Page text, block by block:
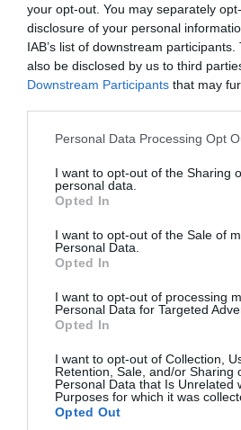
your opt-out. You may separately
disclosure of your personal
IAB’s list of downstream
also be disclosed by us to third
Downstream Participants that may
Please note that this website/app
not limited to your visit or usage
grant or deny consent to Google and
use your data for below specified
consent section.
Personal Data Processing Opt
I want to opt-out of the Sharing
personal data.
Opted In
I want to opt-out of the Sale of
Personal Data.
Opted In
I want to opt-out of processing
Personal Data for Targeted
Opted In
I want to opt-out of Collection,
Retention, Sale, and/or Sharing
Personal Data that Is Unrelated
Purposes for which it was
Opted Out
07.08.2026 | 08:02
Κλιμακώνουν οι Χούθι:
κατά στρατιωτικών
Πλήγματα & στη Σαουδική
06.08.2026 | 17:02
Ουκρανία: Αποκαλύφθηκε ο
ξένων εθελοντών που